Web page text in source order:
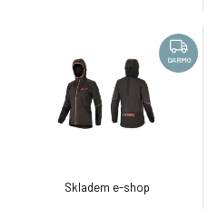
ledvinovým pásem. Bez rukávů.
YNS / BNS kompatibilní.
Chránič páteře z vysoce
výkonných polymerů je
flexibilní, velmi lehký a přitom
DARMO
Skladem e-shop